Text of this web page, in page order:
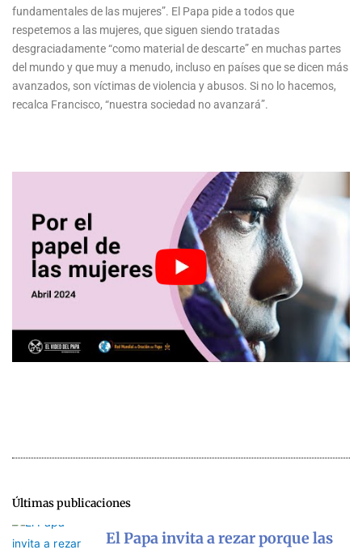
fundamentales de las mujeres”. El Papa pide a todos que
respetemos a las mujeres, que siguen siendo tratadas
desgraciadamente “como material de descarte” en muchas partes
del mundo y que muy a menudo, incluso en países que se dicen más
avanzados, son víctimas de violencia y abusos. Si no lo hacemos,
recalca Francisco, “nuestra sociedad no avanzará”.
Últimas publicaciones
El Papa invita a rezar porque las